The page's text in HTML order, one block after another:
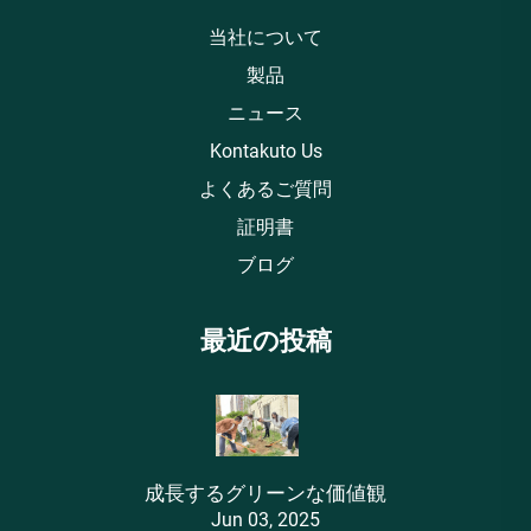
当社について
製品
ニュース
Kontakuto Us
よくあるご質問
証明書
ブログ
最近の投稿
成長するグリーンな価値観
Jun 03, 2025